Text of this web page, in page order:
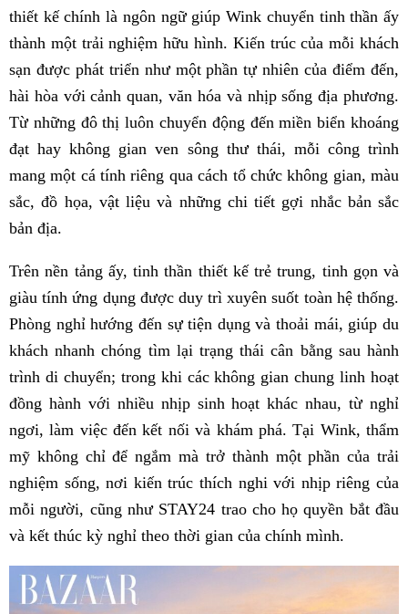
thiết kế chính là ngôn ngữ giúp Wink chuyển tinh thần ấy
thành một trải nghiệm hữu hình. Kiến trúc của mỗi khách
sạn được phát triển như một phần tự nhiên của điểm đến,
hài hòa với cảnh quan, văn hóa và nhịp sống địa phương.
Từ những đô thị luôn chuyển động đến miền biển khoáng
đạt hay không gian ven sông thư thái, mỗi công trình
mang một cá tính riêng qua cách tổ chức không gian, màu
sắc, đồ họa, vật liệu và những chi tiết gợi nhắc bản sắc
bản địa.
Trên nền tảng ấy, tinh thần thiết kế trẻ trung, tinh gọn và
giàu tính ứng dụng được duy trì xuyên suốt toàn hệ thống.
Phòng nghỉ hướng đến sự tiện dụng và thoải mái, giúp du
khách nhanh chóng tìm lại trạng thái cân bằng sau hành
trình di chuyển; trong khi các không gian chung linh hoạt
đồng hành với nhiều nhịp sinh hoạt khác nhau, từ nghỉ
ngơi, làm việc đến kết nối và khám phá. Tại Wink, thẩm
mỹ không chỉ để ngắm mà trở thành một phần của trải
nghiệm sống, nơi kiến trúc thích nghi với nhịp riêng của
mỗi người, cũng như STAY24 trao cho họ quyền bắt đầu
và kết thúc kỳ nghỉ theo thời gian của chính mình.